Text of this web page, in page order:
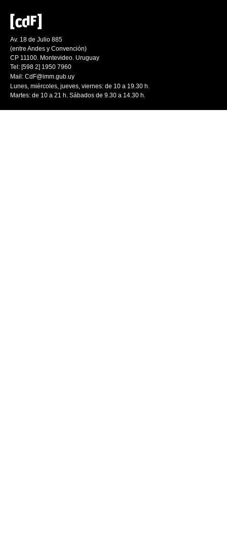
Av. 18 de Julio 885
(entre Andes y Convención)
CP 11100. Montevideo. Uruguay
Tel: [598 2] 1950 7960
Mail: CdF@imm.gub.uy
Lunes, miércoles, jueves, viernes: de 10 a 19.30 h.
Martes: de 10 a 21 h. Sábados de 9.30 a 14.30 h.